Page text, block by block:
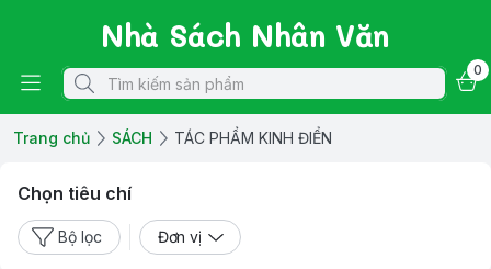
Nhà Sách Nhân Văn
0
Trang chủ SÁCH TÁC PHẨM KINH ĐIỂN
Chọn tiêu chí
Bộ lọc Đơn vị